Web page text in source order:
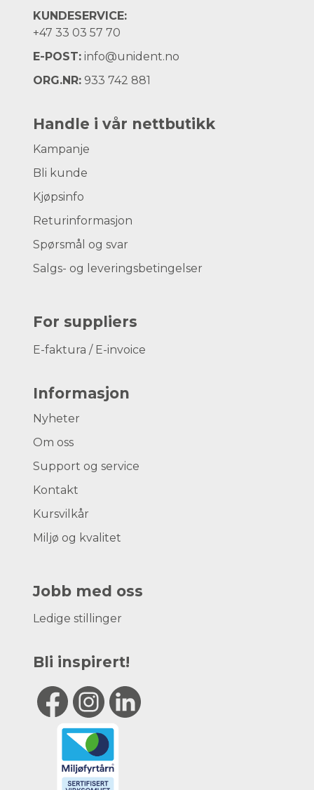
KUNDESERVICE:
+4733 03 57 70
E-POST: info@unident.no
ORG.NR: 933 742 881
Handle i vår nettbutikk
Kampanje
Bli kunde
Kjøpsinfo
Returinformasjon
Spørsmål og svar
Salgs- og leveringsbetingelser
For suppliers
E-faktura / E-invoice
Informasjon
Nyheter
Om oss
Support og service
Kontakt
Kursvilkår
Miljø og kvalitet
Jobb med oss
Ledige stillinger
Bli inspirert!